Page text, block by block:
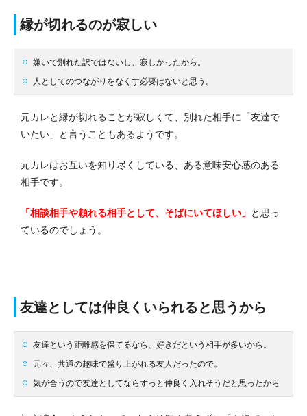
縁が切れるのが寂しい
嫌いで別れた訳ではないし、寂しかったから。
人としてのつながりをなくす必要はないと思う。
元カレと縁が切れることが寂しくて、別れた相手に「友達で
いたい」と言うこともあるようです。
元カレはお互いを知り尽くしている、ある意味安心感のある
相手です。
「相談相手や頼れる相手として、そばにいてほしい」 と思っ
ているのでしょう。
友達としては仲良くいられると思うから
友達という距離感を保てるなら、好きだという相手が多いから。
元々、共通の趣味で盛り上がれる友人だったので。
気が合うので友達としてならずっと仲良く入れそうだと思ったから